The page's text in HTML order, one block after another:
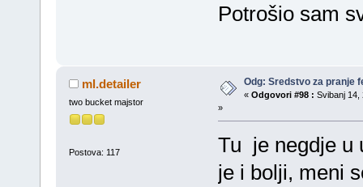
Potrošio sam
ml.detailer
two bucket majstor
Postova: 117
Odg: Sredstvo za pranje
« Odgovori #98 : Svibanj 14,
»
Tu je negdje u
je i bolji, meni